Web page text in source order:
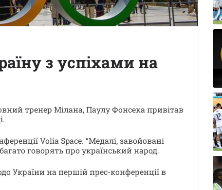
з успіхами на
тренер Мілана, Паулу Фонсека привітав
Volia Space. “Медалі, завойовані
говорять про український народ.
України на першій прес-конференції в